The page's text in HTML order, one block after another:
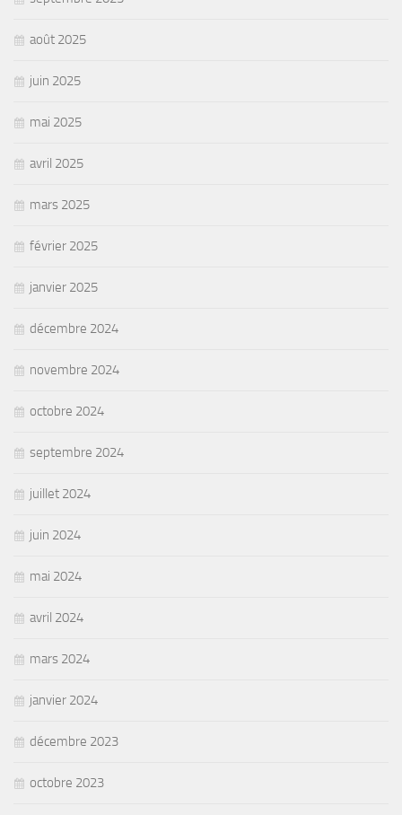
août 2025
juin 2025
mai 2025
avril 2025
mars 2025
février 2025
janvier 2025
décembre 2024
novembre 2024
octobre 2024
septembre 2024
juillet 2024
juin 2024
mai 2024
avril 2024
mars 2024
janvier 2024
décembre 2023
octobre 2023